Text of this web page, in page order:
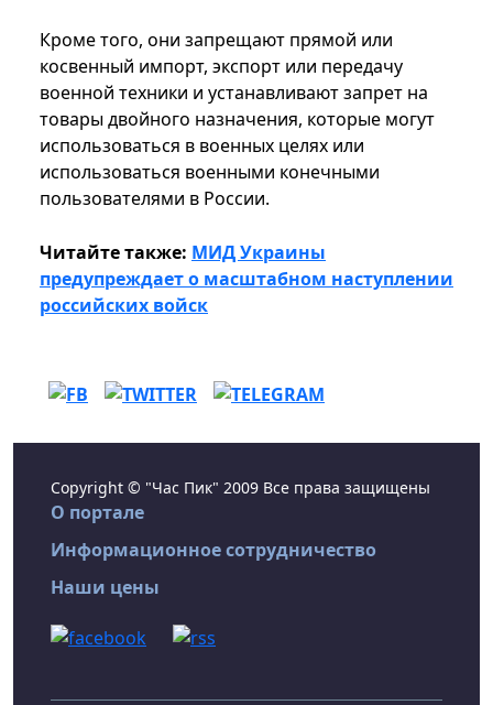
Кроме того, они запрещают прямой или
косвенный импорт, экспорт или передачу
военной техники и устанавливают запрет на
товары двойного назначения, которые могут
использоваться в военных целях или
использоваться военными конечными
пользователями в России.
Читайте также: МИД Украины
предупреждает о масштабном наступлении
российских войск
Copyright © "Час Пик" 2009 Все права защищены
О портале
Информационное сотрудничество
Наши цены